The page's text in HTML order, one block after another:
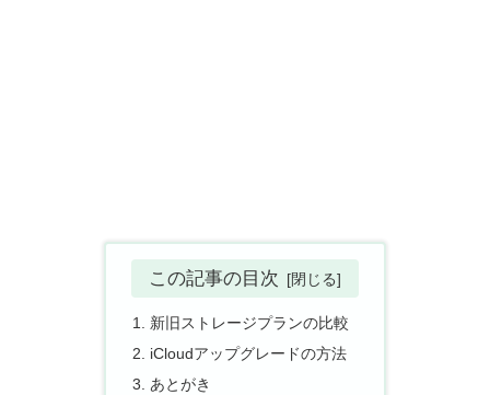
この記事の目次
新旧ストレージプランの比較
iCloudアップグレードの方法
あとがき